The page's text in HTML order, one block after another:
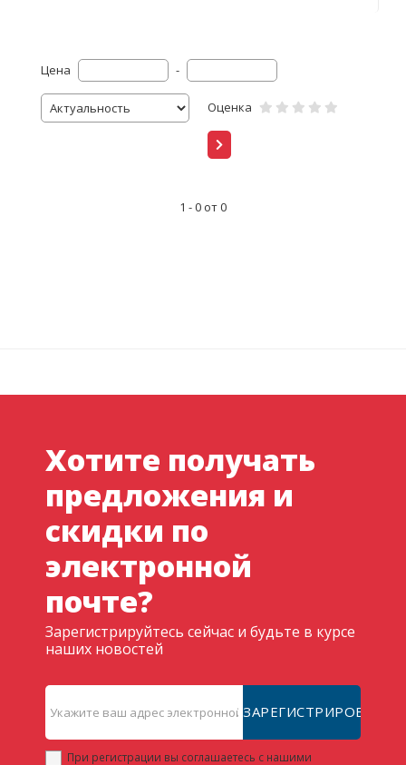
Цена -
Оценка
1 - 0 от 0
Хотите получать
предложения и
скидки по
электронной
почте?
Зарегистрируйтесь сейчас и будьте в курсе
наших новостей
ЗАРЕГИСТРИРОВАТЬ
При регистрации вы соглашаетесь с нашими